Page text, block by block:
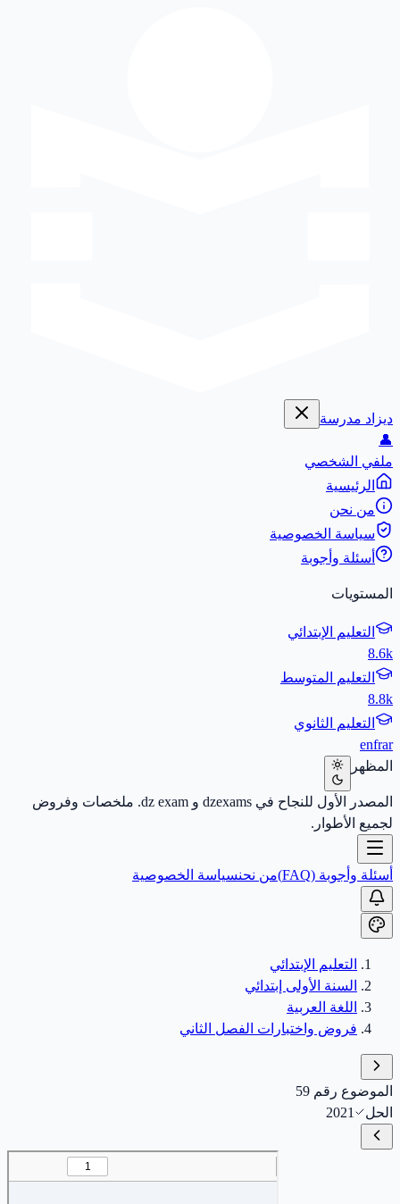
ديزاد مدرسة
👤
ملفي الشخصي
الرئيسية
من نحن
سياسة الخصوصية
أسئلة وأجوبة
المستويات
التعليم الإبتدائي
8.6k
التعليم المتوسط
8.8k
التعليم الثانوي
enfrar
المظهر
المصدر الأول للنجاح في dzexams و dz exam. ملخصات وفروض
لجميع الأطوار.
أسئلة وأجوبة (FAQ) من نحنسياسة الخصوصية
التعليم الإبتدائي
السنة الأولى إبتدائي
اللغة العربية
فروض واختبارات الفصل الثاني
الموضوع رقم 59
الحل
2021